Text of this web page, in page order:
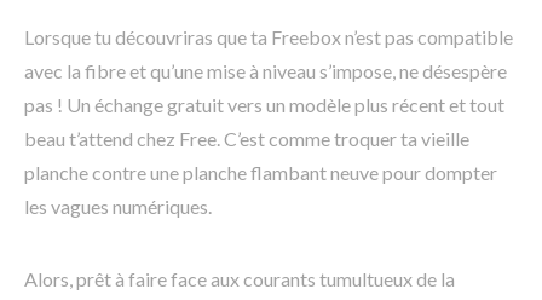
Lorsque tu découvriras que ta Freebox n’est pas compatible
avec la fibre et qu’une mise à niveau s’impose, ne désespère
pas ! Un échange gratuit vers un modèle plus récent et tout
beau t’attend chez Free. C’est comme troquer ta vieille
planche contre une planche flambant neuve pour dompter
les vagues numériques.
Alors, prêt à faire face aux courants tumultueux de la